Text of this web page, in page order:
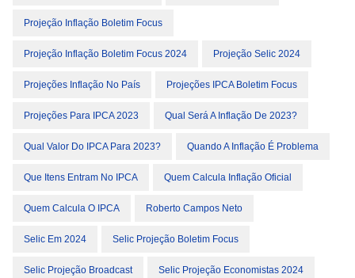
Projeção Inflação Boletim Focus
Projeção Inflação Boletim Focus 2024 Projeção Selic 2024
Projeções Inflação No País Projeções IPCA Boletim Focus
Projeções Para IPCA 2023 Qual Será A Inflação De 2023?
Qual Valor Do IPCA Para 2023? Quando A Inflação É Problema
Que Itens Entram No IPCA Quem Calcula Inflação Oficial
Quem Calcula O IPCA Roberto Campos Neto
Selic Em 2024 Selic Projeção Boletim Focus
Selic Projeção Broadcast Selic Projeção Economistas 2024